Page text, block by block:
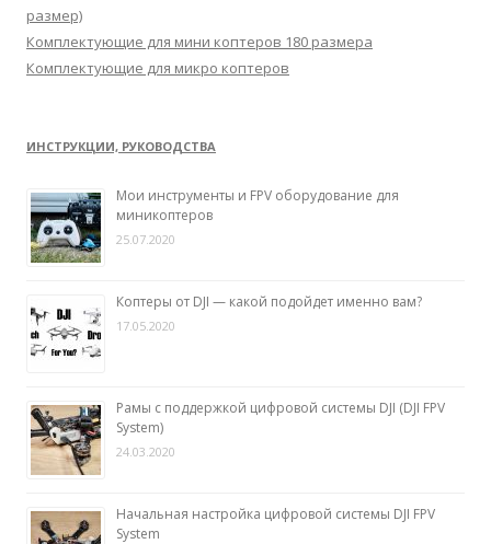
размер)
Комплектующие для мини коптеров 180 размера
Комплектующие для микро коптеров
ИНСТРУКЦИИ, РУКОВОДСТВА
Мои инструменты и FPV оборудование для
миникоптеров
25.07.2020
Коптеры от DJI — какой подойдет именно вам?
17.05.2020
Рамы с поддержкой цифровой системы DJI (DJI FPV
System)
24.03.2020
Начальная настройка цифровой системы DJI FPV
System